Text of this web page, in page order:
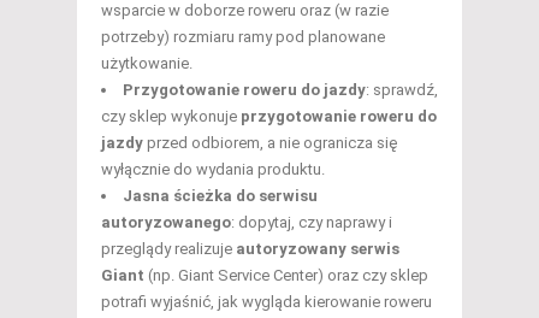
wsparcie w doborze roweru oraz (w razie
potrzeby) rozmiaru ramy pod planowane
użytkowanie.
Przygotowanie roweru do jazdy: sprawdź,
czy sklep wykonuje przygotowanie roweru do
jazdy przed odbiorem, a nie ogranicza się
wyłącznie do wydania produktu.
Jasna ścieżka do serwisu
autoryzowanego: dopytaj, czy naprawy i
przeglądy realizuje autoryzowany serwis
Giant (np. Giant Service Center) oraz czy sklep
potrafi wyjaśnić, jak wygląda kierowanie roweru